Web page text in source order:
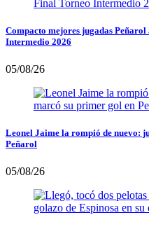
Compacto mejores jugadas
Intermedio 2026
05/08/26
Leonel Jaime la rompió de nuevo:
Peñarol
05/08/26